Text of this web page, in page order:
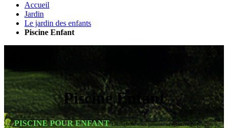
Accueil
Jardin
Le jardin des enfants
Piscine Enfant
Piscine Enfant
PISCINE POUR ENFANTLekingstore vous présente sa sélection de piscines